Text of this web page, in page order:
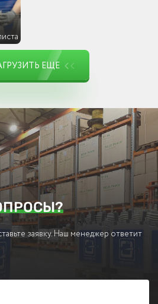
ЕЩЕ
заявку. Наш менеджер ответит